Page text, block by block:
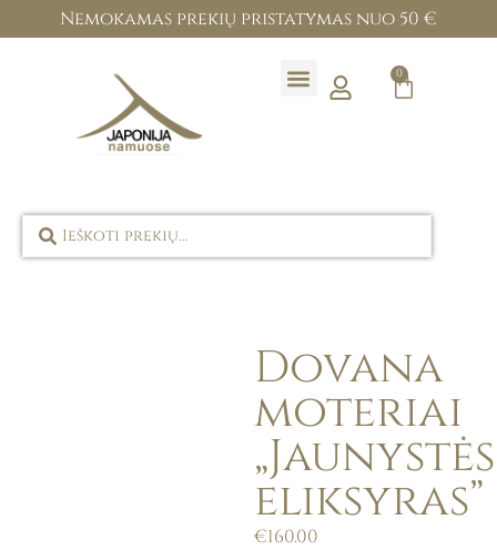
Nemokamas prekių pristatymas nuo 50 €
0
Dovana
moteriai
„Jaunystės
eliksyras”
€160.00